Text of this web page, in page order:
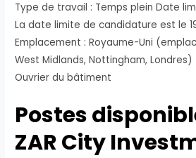
Type de travail : Temps plein Date
La date limite de candidature est le
Emplacement : Royaume-Uni
West Midlands, Nottingham,
Ouvrier du bâtiment
Postes
ZAR City